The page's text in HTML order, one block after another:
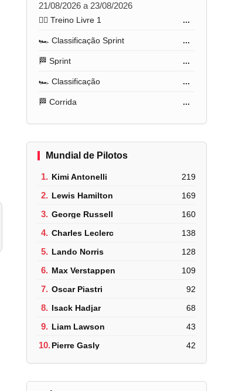
21/08/2026 a 23/08/2026
🏋️‍♂️ Treino Livre 1 ...
🏎️ Classificação Sprint ...
🏁 Sprint ...
🏎️ Classificação ...
🏁 Corrida ...
Mundial de Pilotos
1. Kimi Antonelli 219
2. Lewis Hamilton 169
3. George Russell 160
4. Charles Leclerc 138
5. Lando Norris 128
6. Max Verstappen 109
7. Oscar Piastri 92
8. Isack Hadjar 68
9. Liam Lawson 43
10.Pierre Gasly 42